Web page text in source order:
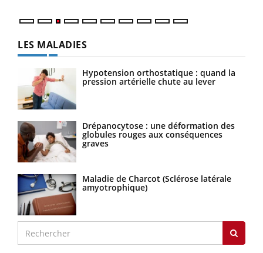
LES MALADIES
Hypotension orthostatique : quand la
pression artérielle chute au lever
Drépanocytose : une déformation des
globules rouges aux conséquences
graves
Maladie de Charcot (Sclérose latérale
amyotrophique)